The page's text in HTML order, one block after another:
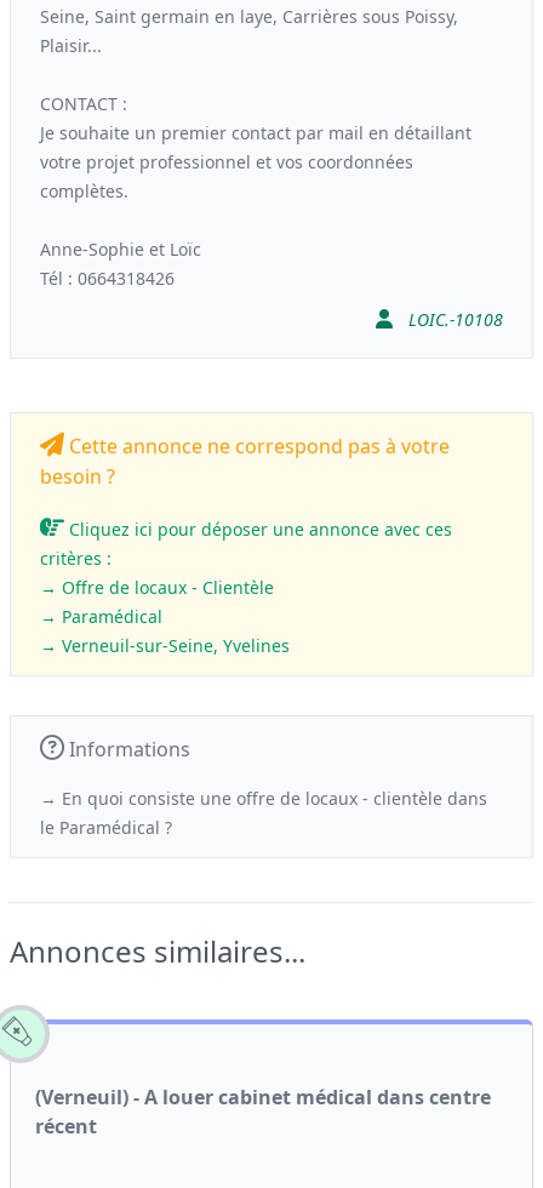
Seine, Saint germain en laye, Carrières sous Poissy,
Plaisir...
CONTACT :
Je souhaite un premier contact par mail en détaillant
votre projet professionnel et vos coordonnées
complètes.
Anne-Sophie et Loïc
Tél : 0664318426
LOIC.-10108
Cette annonce ne correspond pas à votre
besoin ?
Cliquez ici pour déposer une annonce avec ces
critères :
→ Offre de locaux - Clientèle
→ Paramédical
→ Verneuil-sur-Seine, Yvelines
Informations
→ En quoi consiste une offre de locaux - clientèle dans
le Paramédical ?
Annonces similaires...
(Verneuil) - A louer cabinet médical dans centre
récent